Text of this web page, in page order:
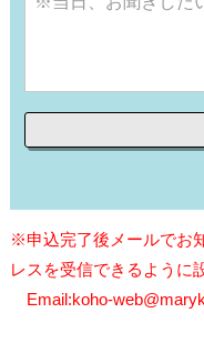
※申込完了後メールでお
レスを受信できるように
Email:koho-